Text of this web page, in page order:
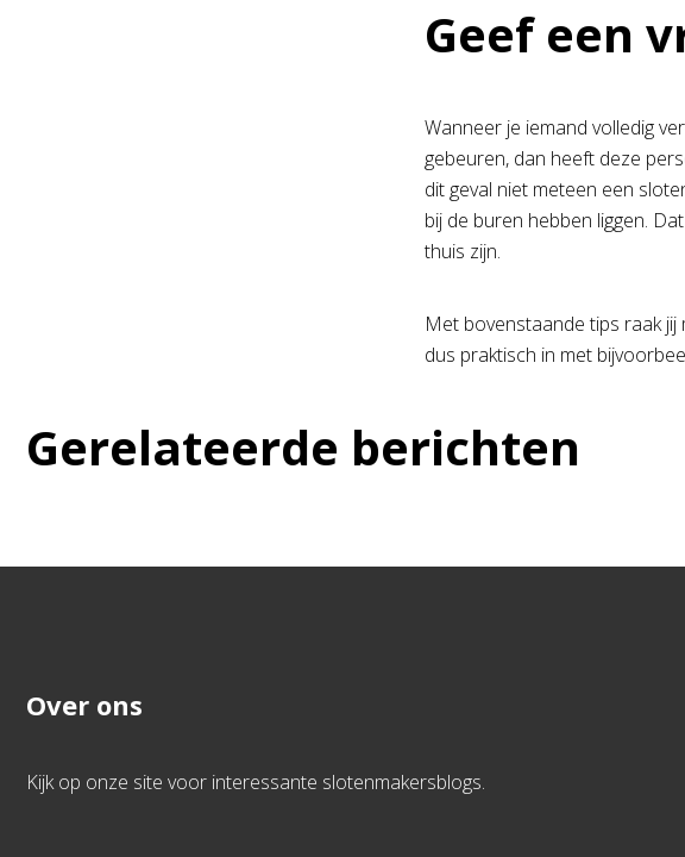
Geef een
Wanneer je iemand volledig
gebeuren, dan heeft deze
dit geval niet meteen een
bij de buren hebben liggen.
thuis zijn.
Met bovenstaande tips raak jij
dus praktisch in met
Gerelateerde berichten
Over ons
Kijk op onze site voor interessante slotenmakersblogs.